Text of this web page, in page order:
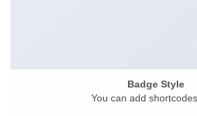
Badge Style
You can add